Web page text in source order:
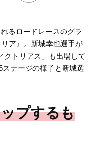
るロードレースのグラ
ア』。新城幸也選手が
クトリアス」も出場して
テージの様子と新城選
プするも